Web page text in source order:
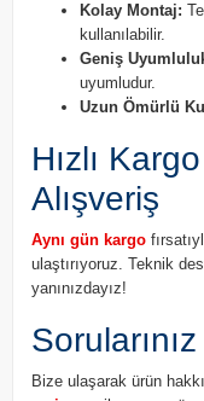
Kolay Montaj:
kullanılabilir.
Geniş
uyumludur.
Uzun Ömürlü
Hızlı
Alışveriş
Aynı gün kargo
ulaştırıyoruz. Teknik
yanınızdayız!
Bize ulaşarak ürün